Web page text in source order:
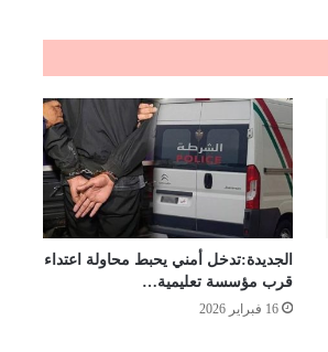
الجديدة:تدخل أمني يحبط محاولة اعتداء
قرب مؤسسة تعليمية…
16 فبراير 2026